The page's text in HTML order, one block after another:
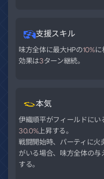
支援スキル
味方全体に最大HPの10%に
効果は3ターン継続。
本気
伊織順平がフィールドに
30.0%上昇する。
戦闘開始時、パーティに
がいる場合、味方全体の
する。